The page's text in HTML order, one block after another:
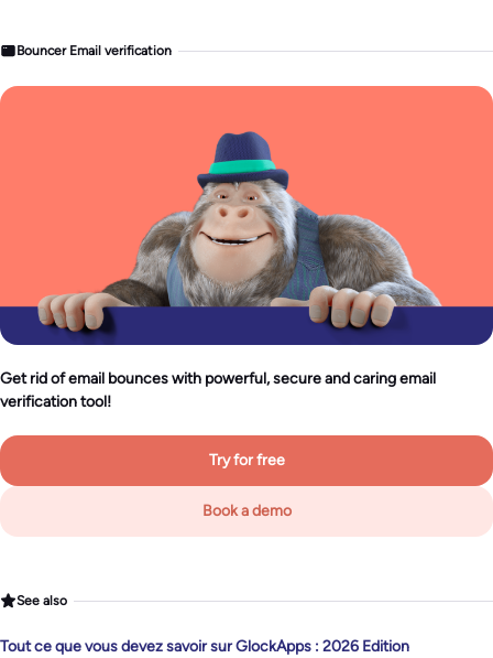
Bouncer Email verification
Get rid of email bounces with powerful, secure and caring email
verification tool!
Try for free
Book a demo
See also
Tout ce que vous devez savoir sur GlockApps : 2026 Edition